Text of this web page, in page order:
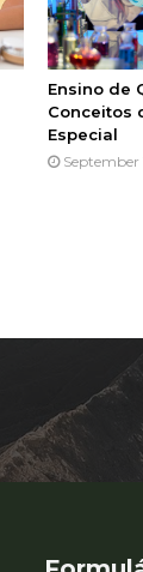
Ensino de
Conceitos
Especial
September